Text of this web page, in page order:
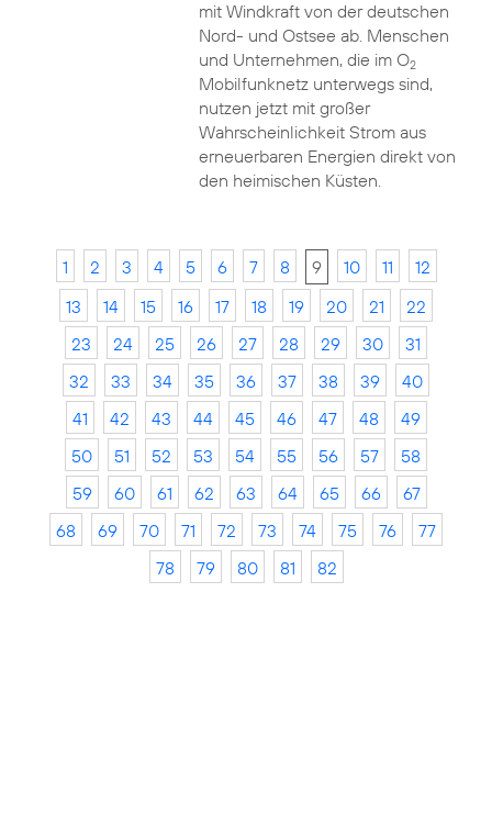
mit Windkraft von der deutschen
Nord- und Ostsee ab. Menschen
und Unternehmen, die im O2
Mobilfunknetz unterwegs sind,
nutzen jetzt mit großer
Wahrscheinlichkeit Strom aus
erneuerbaren Energien direkt von
den heimischen Küsten.
1 2 3 4 5 6 7 8 9 10 11
12
13
14 15 16 17 18 19 20 21
22
23
24 25 26 27 28 29 30
31
32
33 34 35 36 37 38 39
40
41
42 43 44 45 46 47 48
49
50
51 52 53 54 55 56 57
58
59
60 61 62 63 64 65 66
67
68
69 70 71 72 73 74 75 76
77
78
79 80 81 82